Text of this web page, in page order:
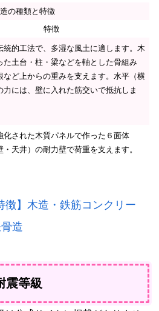
の種類と特徴
特徴
統的工法で、多湿な風土に適します。木
た土台・柱・梁などを軸とした骨組み
など上からの重みを支えます。水平（横
力には、壁に入れた筋交いで抵抗しま
化された木質パネルで作った６面体
・天井）の耐力壁で荷重を支えます。
】木造・鉄筋コンクリー
造
震等級